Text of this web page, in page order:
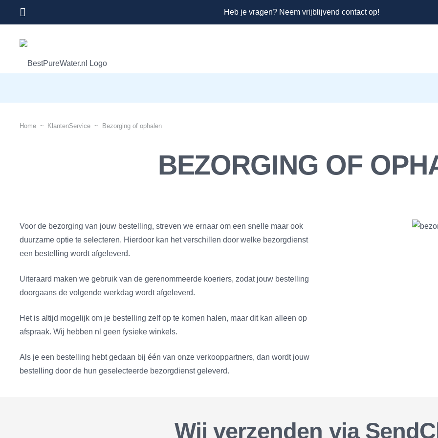
Heb je vragen? Neem vrijblijvend contact op!
Home ~ KlantenService ~ Bezorging of ophalen
BEZORGING OF
Voor de bezorging van jouw bestelling, streven we ernaar om een snelle maar ook
duurzame optie te selecteren. Hierdoor kan het verschillen door welke bezorgdienst
een bestelling wordt afgeleverd.
Uiteraard maken we gebruik van de gerenommeerde koeriers, zodat jouw bestelling
doorgaans de volgende werkdag wordt afgeleverd.
Het is altijd mogelijk om je bestelling zelf op te komen halen, maar dit kan alleen op
afspraak. Wij hebben nl geen fysieke winkels.
Als je een bestelling hebt gedaan bij één van onze verkooppartners, dan wordt jouw
bestelling door de hun geselecteerde bezorgdienst geleverd.
Wij verzenden via